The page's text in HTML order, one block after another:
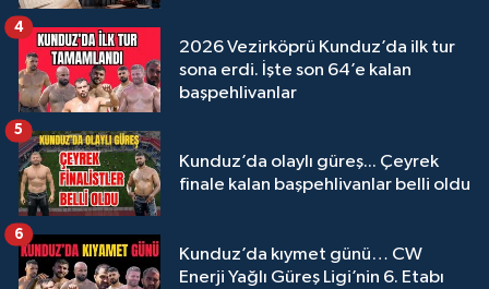
2026 Vezirköprü Kunduz’da ilk tur
sona erdi. İşte son 64’e kalan
başpehlivanlar
4
Kunduz’da olaylı güreş... Çeyrek
finale kalan başpehlivanlar belli oldu
5
Kunduz’da kıymet günü… CW
Enerji Yağlı Güreş Ligi’nin 6. Etabı
6